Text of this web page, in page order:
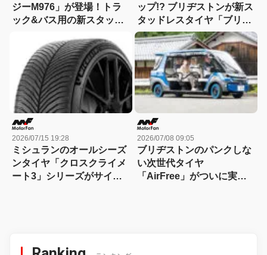
ジーM976」が登場！トラ
ック&バス用の新スタッド
耗&氷雪性能を高いレベル
で両立
ップ!? ブリヂストンが新ス
タッドレスタイヤ「ブリザ
ック アイスピーク」を発
表！
2026/07/15 19:28
ミシュランのオールシーズ
ンタイヤ「クロスクライメ
ート3」シリーズがサイズ
2026/07/08 09:05
ブリヂストンのパンクしな
い次世代タイヤ
「AirFree」がついに実用